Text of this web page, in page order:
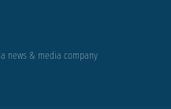
a news & media company